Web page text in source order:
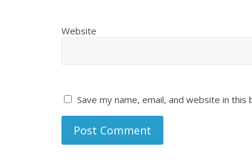
Website
Save my name, email, and website in